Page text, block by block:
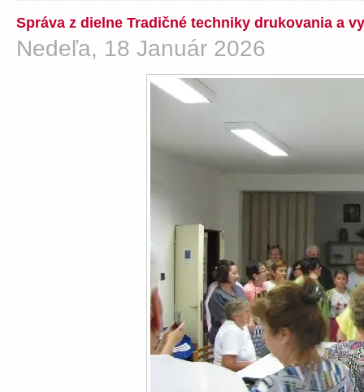
Správa z dielne Tradičné techniky drukovania a
Nedeľa, 18 Január 2026